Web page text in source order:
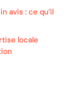
avis : ce qu’il
locale